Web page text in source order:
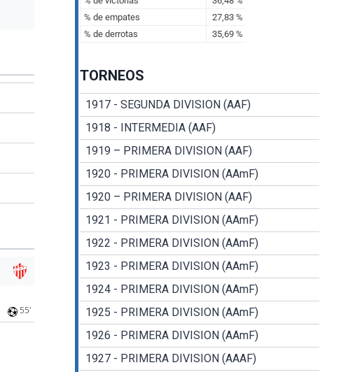
55'
TORNEOS
1917 - SEGUNDA DIVISION (AAF)
1918 - INTERMEDIA (AAF)
1919 – PRIMERA DIVISION (AAF)
1920 - PRIMERA DIVISION (AAmF)
1920 – PRIMERA DIVISION (AAF)
1921 - PRIMERA DIVISION (AAmF)
1922 - PRIMERA DIVISION (AAmF)
1923 - PRIMERA DIVISION (AAmF)
1924 - PRIMERA DIVISION (AAmF)
1925 - PRIMERA DIVISION (AAmF)
1926 - PRIMERA DIVISION (AAmF)
1927 - PRIMERA DIVISION (AAAF)